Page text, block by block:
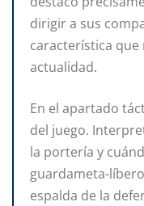
dirigir a sus
característica
actualidad.
En el apartado
del juego.
la portería y
guardameta-
espalda de la